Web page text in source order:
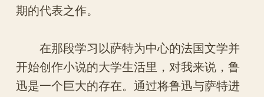
期的代表之作。
在那段学习以萨特为中心的法国文学并
开始创作小说的大学生活里，对我来说，鲁
迅是一个巨大的存在。通过将鲁迅与萨特进